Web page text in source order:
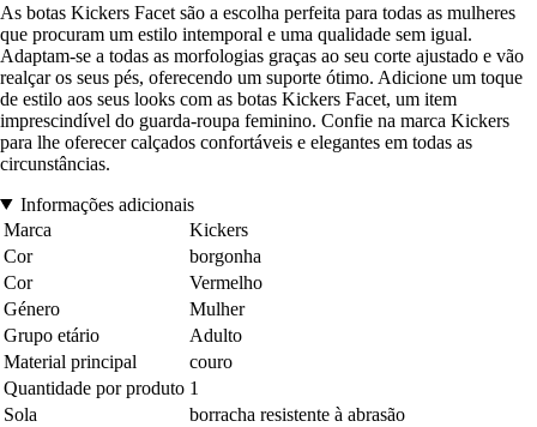
As botas Kickers Facet são a escolha perfeita para todas as mulheres
que procuram um estilo intemporal e uma qualidade sem igual.
Adaptam-se a todas as morfologias graças ao seu corte ajustado e vão
realçar os seus pés, oferecendo um suporte ótimo. Adicione um toque
de estilo aos seus looks com as botas Kickers Facet, um item
imprescindível do guarda-roupa feminino. Confie na marca Kickers
para lhe oferecer calçados confortáveis e elegantes em todas as
circunstâncias.
Informações adicionais
Marca
Kickers
Cor
borgonha
Cor
Vermelho
Género
Mulher
Grupo etário
Adulto
Material principal
couro
Quantidade por produto 1
Sola
borracha resistente à abrasão